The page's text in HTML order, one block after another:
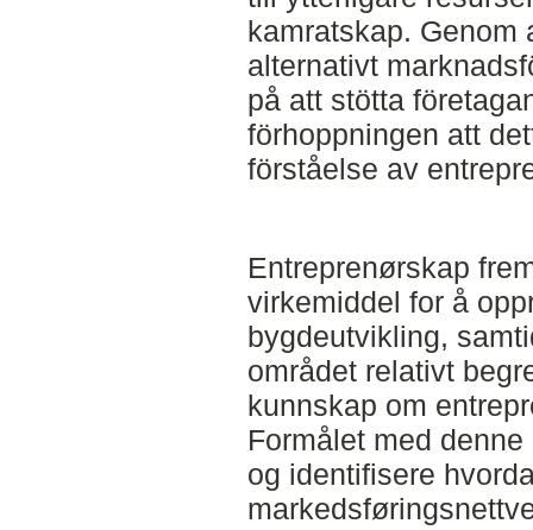
kamratskap. Genom
alternativt
på att stötta
förhoppningen att
förståelse av
Entreprenørskap
virkemiddel for å
bygdeutvikling,
området relativt
kunnskap om
Formålet med
og identifisere